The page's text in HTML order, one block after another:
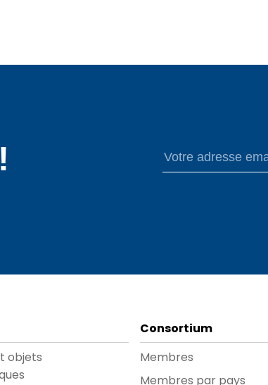
objets
Consortium
Membres
Membres par pays